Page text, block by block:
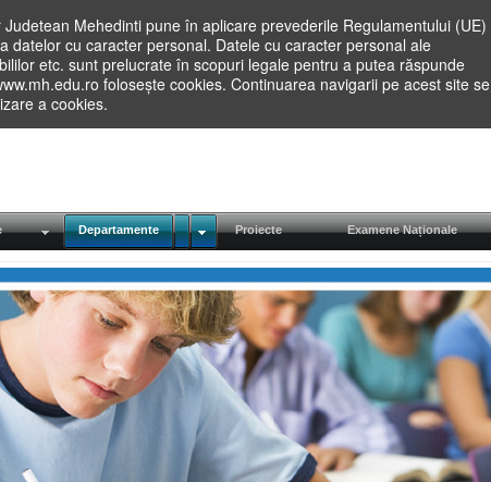
Mehedinti pune în aplicare prevederile Regulamentului (UE)
datelor cu caracter personal. Datele cu caracter personal ale
etc. sunt prelucrate în scopuri legale pentru a putea răspunde
folosește cookies. Continuarea navigarii pe acest site se
a cookies.
Departamente Proiecte Examene Naționale